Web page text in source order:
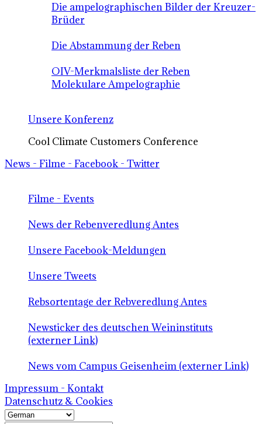
Die ampelographischen Bilder der Kreuzer-
Brüder
Die Abstammung der Reben
OIV-Merkmalsliste der Reben
Molekulare Ampelographie
Unsere Konferenz
Cool Climate Customers Conference
News - Filme - Facebook - Twitter
Filme - Events
News der Rebenveredlung Antes
Unsere Facebook-Meldungen
Unsere Tweets
Rebsortentage der Rebveredlung Antes
Newsticker des deutschen Weininstituts
(externer Link)
News vom Campus Geisenheim (externer Link)
Impressum - Kontakt
Datenschutz & Cookies